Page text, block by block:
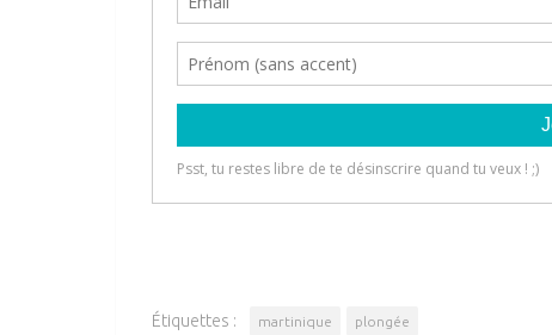
Étiquettes : martinique plongée